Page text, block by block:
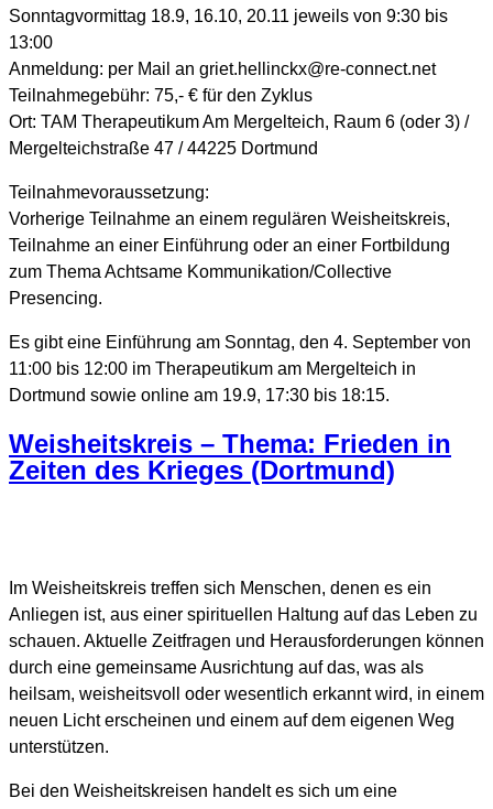
Sonntagvormittag 18.9, 16.10, 20.11 jeweils von 9:30 bis
13:00
Anmeldung: per Mail an griet.hellinckx@re-connect.net
Teilnahmegebühr: 75,- € für den Zyklus
Ort: TAM Therapeutikum Am Mergelteich, Raum 6 (oder 3) /
Mergelteichstraße 47 / 44225 Dortmund
Teilnahmevoraussetzung:
Vorherige Teilnahme an einem regulären Weisheitskreis,
Teilnahme an einer Einführung oder an einer Fortbildung
zum Thema Achtsame Kommunikation/Collective
Presencing.
Es gibt eine Einführung am Sonntag, den 4. September von
11:00 bis 12:00 im Therapeutikum am Mergelteich in
Dortmund sowie online am 19.9, 17:30 bis 18:15.
Weisheitskreis – Thema: Frieden in
Zeiten des Krieges (Dortmund)
Im Weisheitskreis treffen sich Menschen, denen es ein
Anliegen ist, aus einer spirituellen Haltung auf das Leben zu
schauen. Aktuelle Zeitfragen und Herausforderungen können
durch eine gemeinsame Ausrichtung auf das, was als
heilsam, weisheitsvoll oder wesentlich erkannt wird, in einem
neuen Licht erscheinen und einem auf dem eigenen Weg
unterstützen.
Bei den Weisheitskreisen handelt es sich um eine